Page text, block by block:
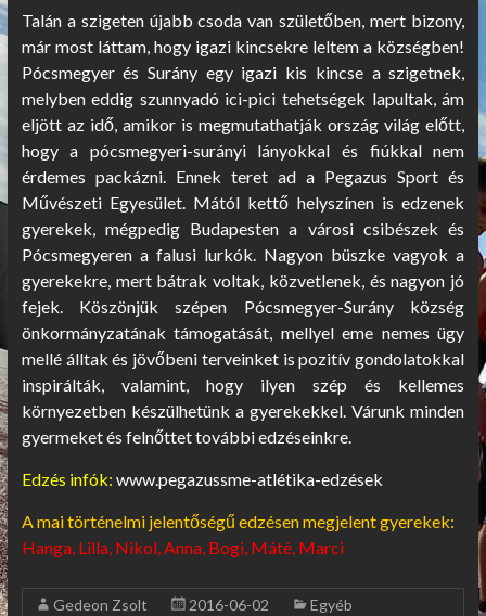
Talán a szigeten újabb csoda van születőben, mert bizony,
már most láttam, hogy igazi kincsekre leltem a községben!
Pócsmegyer és Surány egy igazi kis kincse a szigetnek,
melyben eddig szunnyadó ici-pici tehetségek lapultak, ám
eljött az idő, amikor is megmutathatják ország világ előtt,
hogy a pócsmegyeri-surányi lányokkal és fiúkkal nem
érdemes packázni. Ennek teret ad a Pegazus Sport és
Művészeti Egyesület. Mától kettő helyszínen is edzenek
gyerekek, mégpedig Budapesten a városi csibészek és
Pócsmegyeren a falusi lurkók. Nagyon büszke vagyok a
gyerekekre, mert bátrak voltak, közvetlenek, és nagyon jó
fejek. Köszönjük szépen Pócsmegyer-Surány község
önkormányzatának támogatását, mellyel eme nemes ügy
mellé álltak és jövőbeni terveinket is pozitív gondolatokkal
inspirálták, valamint, hogy ilyen szép és kellemes
környezetben készülhetünk a gyerekekkel. Várunk minden
gyermeket és felnőttet további edzéseinkre.
Edzés infók: www.pegazussme-atlétika-edzések
A mai történelmi jelentőségű edzésen megjelent gyerekek:
Hanga, Lilla, Nikol, Anna, Bogi, Máté, Marci
Gedeon Zsolt 2016-06-02 Egyéb